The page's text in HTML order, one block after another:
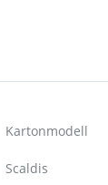
Kartonmodell
Scaldis